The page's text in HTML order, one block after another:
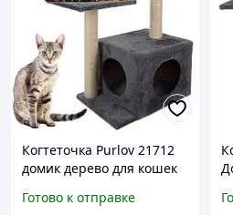
Когтеточка Purlov 21712
домик дерево для кошек
Готово к отправке